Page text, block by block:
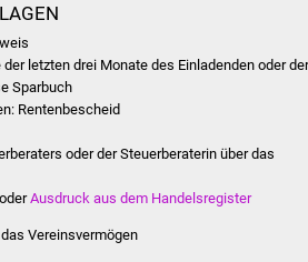
letzten drei Monate des Einladenden oder
Sparbuch
Rentenbescheid
oder der Steuerberaterin über das
oderAusdruck aus dem Handelsregister
Vereinsvermögen